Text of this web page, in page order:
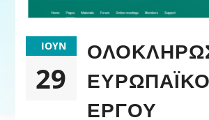
ΙΟΎΝ
29
ΕΡΓΟΥ